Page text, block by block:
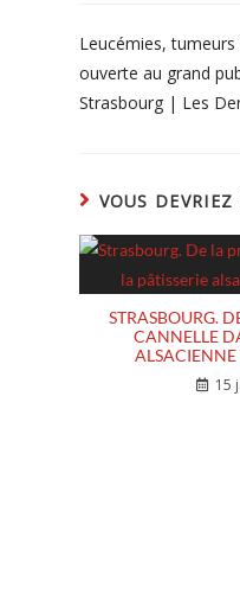
Leucémies,
ouverte au grand
Strasbourg | Les
VOUS
STRASBOURG.
CANNELLE
15